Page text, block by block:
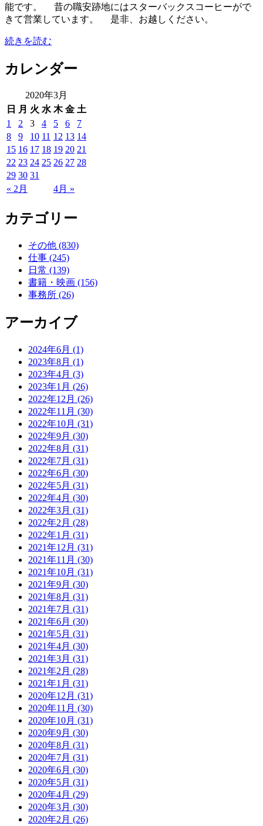
能です。 昔の職安跡地にはスターバックスコーヒーがで
きて営業しています。 是非、お越しください。
続きを読む
カレンダー
2020年3月
日 月 火 水 木 金 土
« 2月 4月 »
1 2 3 4 5 6
7
8
9 10 11 12 13 14
15 16 17 18 19 20 21
22 23 24 25 26 27 28
29 30 31
カテゴリー
その他 (830)
仕事 (245)
日常 (139)
書籍・映画 (156)
事務所 (26)
アーカイブ
2024年6月 (1)
2023年8月 (1)
2023年4月 (3)
2023年1月 (26)
2022年12月 (26)
2022年11月 (30)
2022年10月 (31)
2022年9月 (30)
2022年8月 (31)
2022年7月 (31)
2022年6月 (30)
2022年5月 (31)
2022年4月 (30)
2022年3月 (31)
2022年2月 (28)
2022年1月 (31)
2021年12月 (31)
2021年11月 (30)
2021年10月 (31)
2021年9月 (30)
2021年8月 (31)
2021年7月 (31)
2021年6月 (30)
2021年5月 (31)
2021年4月 (30)
2021年3月 (31)
2021年2月 (28)
2021年1月 (31)
2020年12月 (31)
2020年11月 (30)
2020年10月 (31)
2020年9月 (30)
2020年8月 (31)
2020年7月 (31)
2020年6月 (30)
2020年5月 (31)
2020年4月 (29)
2020年3月 (30)
2020年2月 (26)